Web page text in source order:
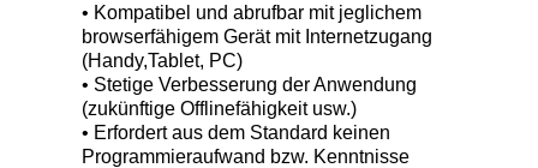
• Kompatibel und abrufbar mit jeglichem
browserfähigem Gerät mit Internetzugang
(Handy,Tablet, PC)
• Stetige Verbesserung der Anwendung
(zukünftige Offlinefähigkeit usw.)
• Erfordert aus dem Standard keinen
Programmieraufwand bzw. Kenntnisse